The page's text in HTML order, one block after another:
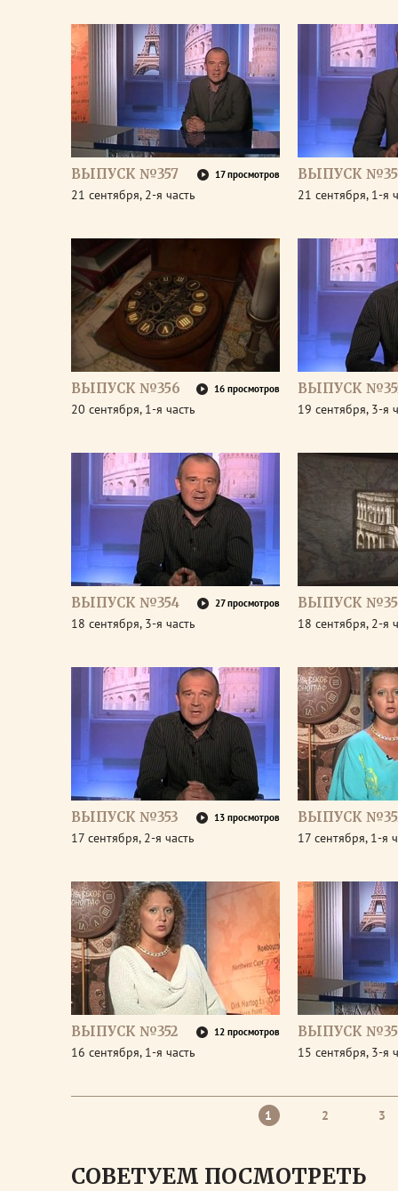
ВЫПУСК №357 17 просмотров
21 сентября, 2-я часть
ВЫПУСК
21 сентября, 1-я
ВЫПУСК №356 16 просмотров
20 сентября, 1-я часть
ВЫПУСК
19 сентября, 3-я
ВЫПУСК №354 27 просмотров
18 сентября, 3-я часть
ВЫПУСК
18 сентября, 2-я
ВЫПУСК №353 13 просмотров
17 сентября, 2-я часть
ВЫПУСК
17 сентября, 1-я
ВЫПУСК №352 12 просмотров
16 сентября, 1-я часть
ВЫПУСК
15 сентября, 3-я
1 2 3
СОВЕТУЕМ ПОСМОТРЕТЬ